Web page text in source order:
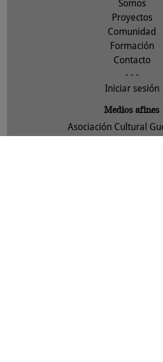
Somos
Proyectos
Comunidad
Formación
Contacto
- - -
Iniciar sesión
Medios afines
Asociación Cultural